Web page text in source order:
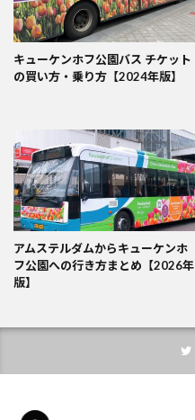
キューケンホフ公園バス チケット
の買い方・乗り方【2024年版】
アムステルダムからキューケンホ
フ公園への行き方まとめ【2026年
版】